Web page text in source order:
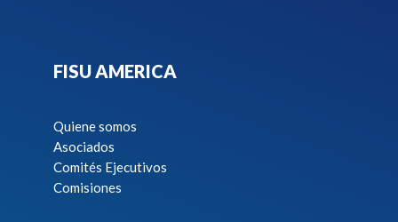
FISU AMERICA
Quiene somos
Asociados
Comités Ejecutivos
Comisiones